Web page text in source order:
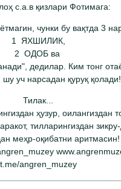
с.а.в қизлари Фотимага:
чунки бу вақтда 3
1 ЯХШИЛИК,
2 ОДОБ ва
дедилар. Ким тонг
шу уч нарсадан қуруқ қолади!
Тилак...
ҳузур, оилангиздан
тилларингиздан зикру-
меҳр-оқибатни аритмасин!
t.me/angren_muzey